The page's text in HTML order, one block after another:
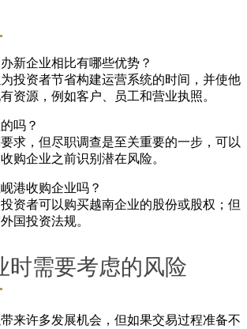
新企业相比有哪些优势？
投资者节省构建运营系统的时间，并使他
资源，例如客户、员工和营业执照。
吗？
求，但尽职调查是至关重要的一步，可以
购企业之前识别潜在风险。
港收购企业吗？
资者可以购买越南企业的股份或股权；但
国投资法规。
时需要考虑的风险
来许多发展机会，但如果交易过程准备不